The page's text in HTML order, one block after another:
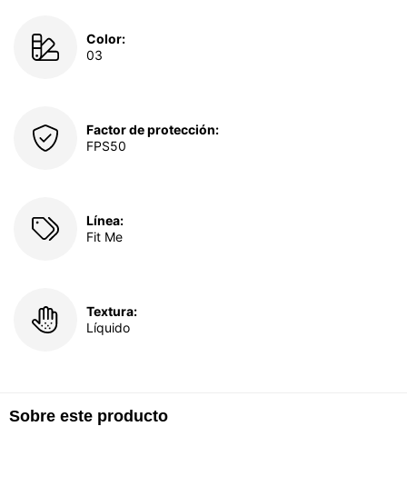
Color:
03
Factor de protección:
FPS50
Línea:
Fit Me
Textura:
Líquido
Sobre este producto